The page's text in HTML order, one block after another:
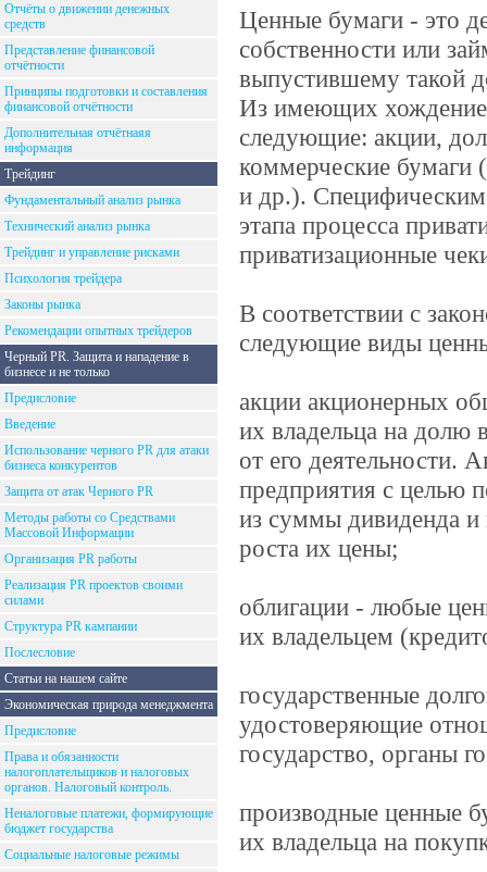
Отчёты о движении денежных
средств
Представление финансовой
отчётности
Принципы подготовки и составления
финансовой отчётности
Дополнительная отчётнаяя
информация
Трейдинг
Фундаментальный анализ рынка
Технический анализ рынка
Трейдинг и управление рисками
Психология трейдера
Законы рынка
Рекомендации опытных трейдеров
Черный PR. Защита и нападение в
бизнесе и не только
Предисловие
Введение
Использование черного PR для атаки
бизнеса конкурентов
Защита от атак Черного PR
Методы работы со Средствами
Массовой Информации
Организация PR работы
Реализация PR проектов своими
силами
Структура PR кампании
Послесловие
Статьи на нашем сайте
Экономическая природа менеджмента
Предисловие
Права и обязанности
налогоплательщиков и налоговых
органов. Налоговый контроль.
Неналоговые платежи, формирующие
бюджет государства
Социальные налоговые режимы
Ценные бумаги - это
собственности или
выпустившему такой
Из имеющих хождение
следующие: акции,
коммерческие бумаги
и др.). Специфическим
этапа процесса
приватизационные
В соответствии с
следующие виды
акции акционерных
их владельца на долю
от его деятельности.
предприятия с целью
из суммы дивиденда и
роста их цены;
облигации - любые
их владельцем
государственные
удостоверяющие
государство, органы
производные ценные
их владельца на